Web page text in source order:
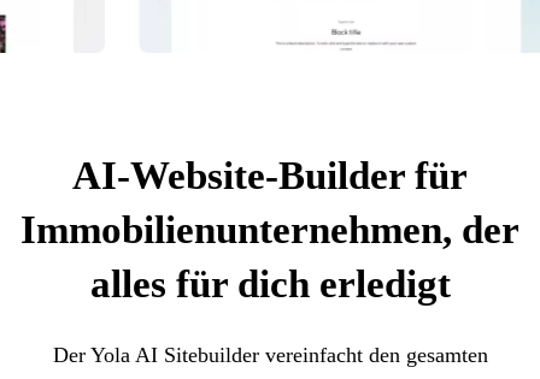
AI-Website-Builder für
Immobilienunternehmen, der
alles für dich erledigt
Der Yola AI Sitebuilder vereinfacht den gesamten